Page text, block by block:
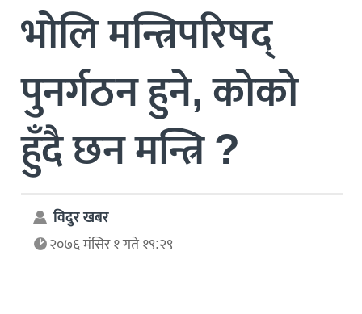
भोलि मन्त्रिपरिषद्
पुनर्गठन हुने, कोको
हुँदै छन मन्त्रि ?
विदुर खबर
२०७६ मंसिर १ गते १९:२९